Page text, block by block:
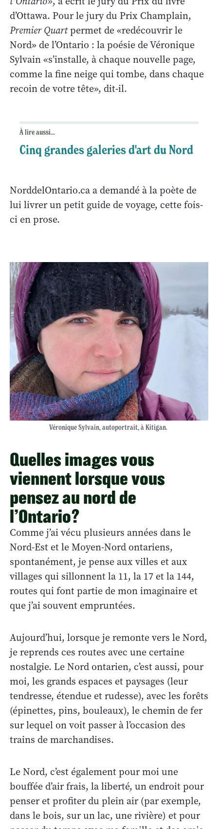
d’Ottawa. Pour le jury du Prix Champlain,
Premier Quartpermet de «redécouvrir le
Nord» de l’Ontario : la poésie de Véronique
Sylvain «s’installe, à chaque nouvelle page,
comme la fine neige qui tombe, dans chaque
recoin de votre tête», dit-il.
À lire aussi...
Cinq grandes galeries d'art du Nord
NorddelOntario.ca a demandé à la poète de
lui livrer un petit guide de voyage, cette fois-
ci en prose.
Véronique Sylvain, autoportrait, à Kitigan.
Quelles images vous
viennent lorsque vous
pensez au nord de
l’Ontario?
Comme j’ai vécu plusieurs années dans le
Nord-Est et le Moyen-Nord ontariens,
spontanément, je pense aux villes et aux
villages qui sillonnent la 11, la 17 et la 144,
routes qui font partie de mon imaginaire et
que j’ai souvent empruntées.
Aujourd’hui, lorsque je remonte vers le Nord,
je reprends ces routes avec une certaine
nostalgie. Le Nord ontarien, c’est aussi, pour
moi, les grands espaces et paysages (leur
tendresse, étendue et rudesse), avec les forêts
(épinettes, pins, bouleaux), le chemin de fer
sur lequel on voit passer à l’occasion des
trains de marchandises.
Le Nord, c’est également pour moi une
bouffée d’air frais, la liberté, un endroit pour
penser et profiter du plein air (par exemple,
dans le bois, sur un lac, une rivière) et pour